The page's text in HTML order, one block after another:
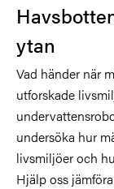
ytan
Vad händer när
utforskade
undersöka hur
livsmiljöer och
Hjälp oss